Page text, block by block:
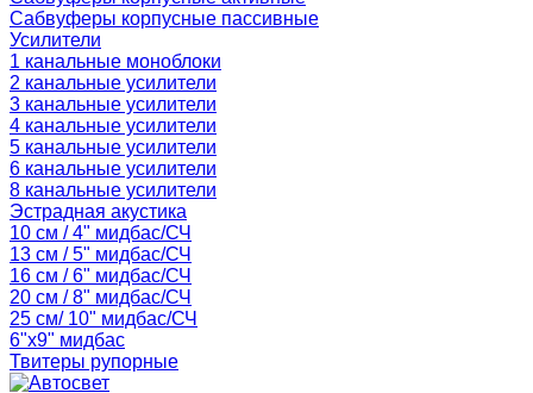
Сабвуферы корпусные пассивные
Усилители
1 канальные моноблоки
2 канальные усилители
3 канальные усилители
4 канальные усилители
5 канальные усилители
6 канальные усилители
8 канальные усилители
Эстрадная акустика
10 см / 4" мидбас/СЧ
13 см / 5" мидбас/СЧ
16 см / 6" мидбас/СЧ
20 см / 8" мидбас/СЧ
25 см/ 10" мидбас/СЧ
6"x9" мидбас
Твитеры рупорные